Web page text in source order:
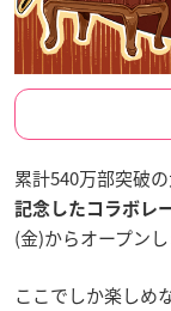
累計540万部突破
記念したコラボレ
(金)からオープンし
ここでしか楽しめ